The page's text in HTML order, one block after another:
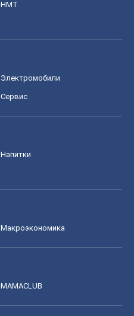
НМТ
Электромобили
Сервис
Напитки
Mакроэкономика
MAMACLUB